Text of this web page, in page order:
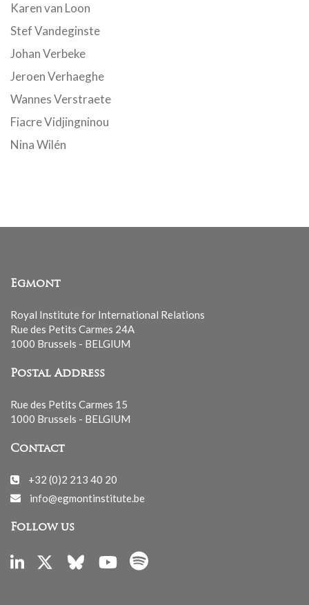
Karen van Loon
Stef Vandeginste
Johan Verbeke
Jeroen Verhaeghe
Wannes Verstraete
Fiacre Vidjingninou
Nina Wilén
Egmont
Royal Institute for International Relations
Rue des Petits Carmes 24A
1000 Brussels - BELGIUM
Postal Address
Rue des Petits Carmes 15
1000 Brussels - BELGIUM
Contact
+32 (0)2 213 40 20
info@egmontinstitute.be
Follow us